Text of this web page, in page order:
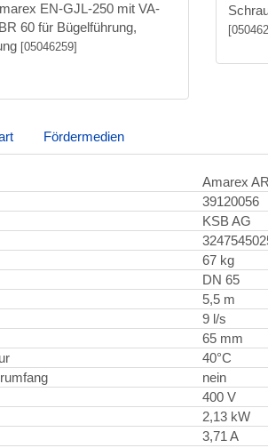
EN-GJL-250 mit VA-
60 für Bügelführung,
[05046259]
Fördermedien
Amarex
39120056
KSB AG
67 kg
DN 65
5,5 m
9 l/s
65 mm
40°C
nein
400 V
2,13 kW
3,71 A